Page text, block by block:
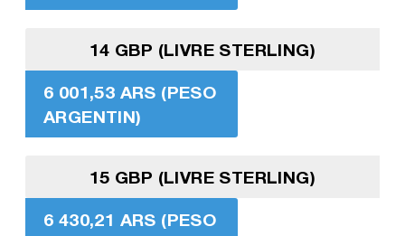
14 GBP (LIVRE STERLING)
6 001,53 ARS (PESO
ARGENTIN)
15 GBP (LIVRE STERLING)
6 430,21 ARS (PESO